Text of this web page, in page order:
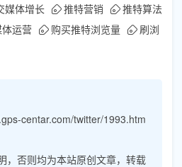
媒体增长 推特营销
推特算法
运营 购买推特浏览量
刷浏
centar.com/twitter/1993.htm
，否则均为本站原创文章，转载